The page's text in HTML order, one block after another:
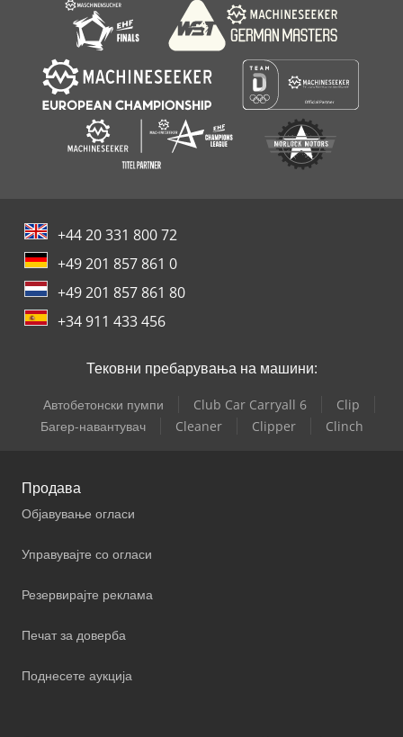
+44 20 331 800 72
+49 201 857 861 0
+49 201 857 861 80
+34 911 433 456
Тековни пребарувања на машини:
Автобетонски пумпи Club Car Carryall 6
Clip
Багер-навантувач
Cleaner Clipper Clinch
Продава
Објавување огласи
Управувајте со огласи
Резервирајте реклама
Печат за доверба
Поднесете аукција